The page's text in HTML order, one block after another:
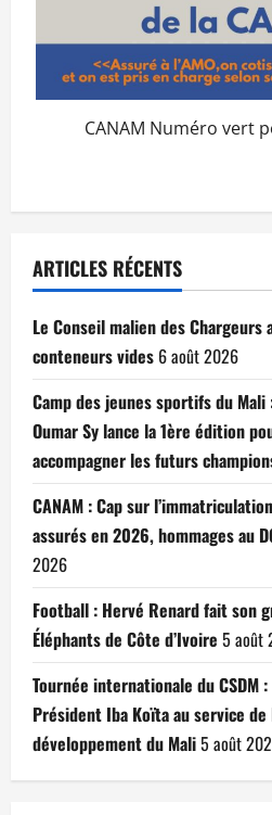
CANAM Numéro vert
ARTICLES RÉCENTS
Le Conseil malien des
conteneurs vides 6 août 2026
Camp des jeunes sportifs du
Oumar Sy lance la 1ère édition
accompagner les futurs
CANAM : Cap sur
assurés en 2026, hommages au
2026
Football : Hervé Renard fait son
Éléphants de Côte d’Ivoire 5 août
Tournée internationale du CSDM
Président Iba Koïta au service
développement du Mali5 août